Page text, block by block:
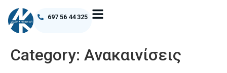
697 56 44 325
Category: Ανακαινίσεις